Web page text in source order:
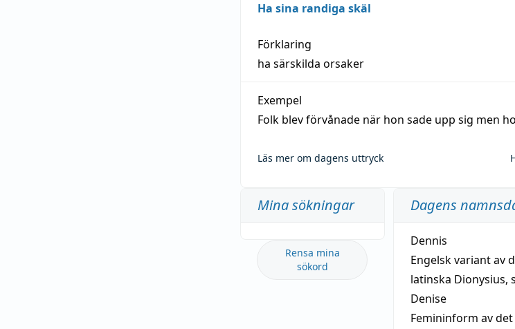
Ha sina randiga skäl
Förklaring
ha särskilda orsaker
Exempel
Folk blev förvånade när hon sade upp sig men
Läs mer om dagens uttryck
Mina sökningar
Rensa mina
sökord
Dagens
Dennis
Engelsk variant av
latinska Dionysius,
Denise
Femininform av